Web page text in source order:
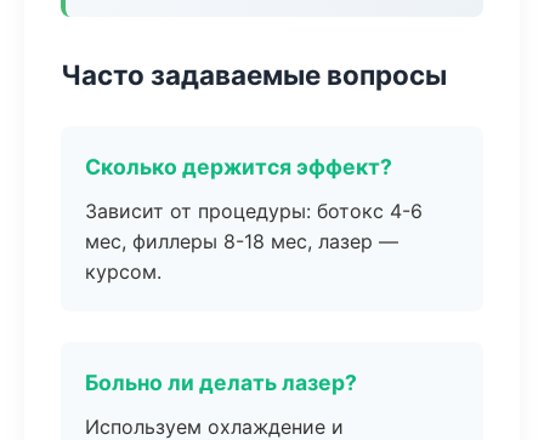
Часто задаваемые вопросы
Сколько держится эффект?
Зависит от процедуры: ботокс 4-6
мес, филлеры 8-18 мес, лазер —
курсом.
Больно ли делать лазер?
Используем охлаждение и